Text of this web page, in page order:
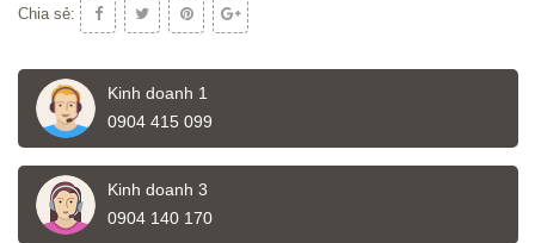
Chia sẻ:
Kinh doanh 1
0904 415 099
Kinh doanh 3
0904 140 170